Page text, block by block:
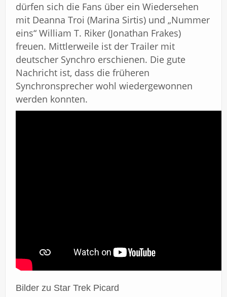
dürfen sich die Fans über ein Wiedersehen
mit Deanna Troi (Marina Sirtis) und „Nummer
eins“ William T. Riker (Jonathan Frakes)
freuen. Mittlerweile ist der Trailer mit
deutscher Synchro erschienen. Die gute
Nachricht ist, dass die früheren
Synchronsprecher wohl wiedergewonnen
werden konnten.
Bilder zu Star Trek Picard